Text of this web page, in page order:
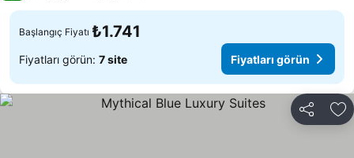
Başlangıç Fiyatı ₺1.741
Fiyatları görün: 7 site Fiyatları görün
Paylaş